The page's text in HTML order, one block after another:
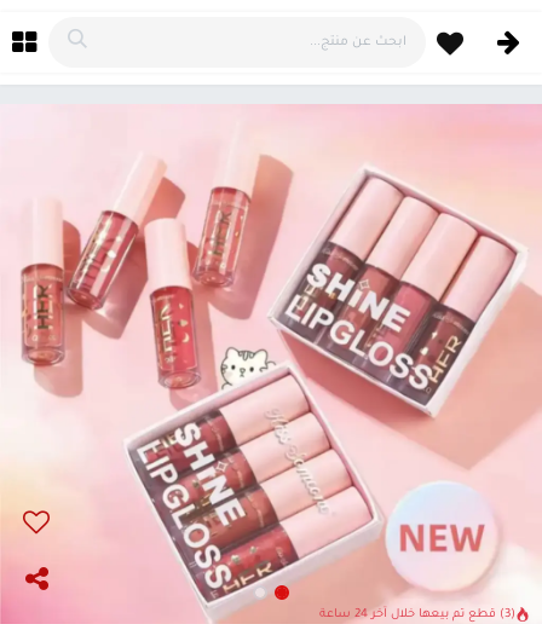
(3) قطع تم بيعها خلال آخر 24 ساعة